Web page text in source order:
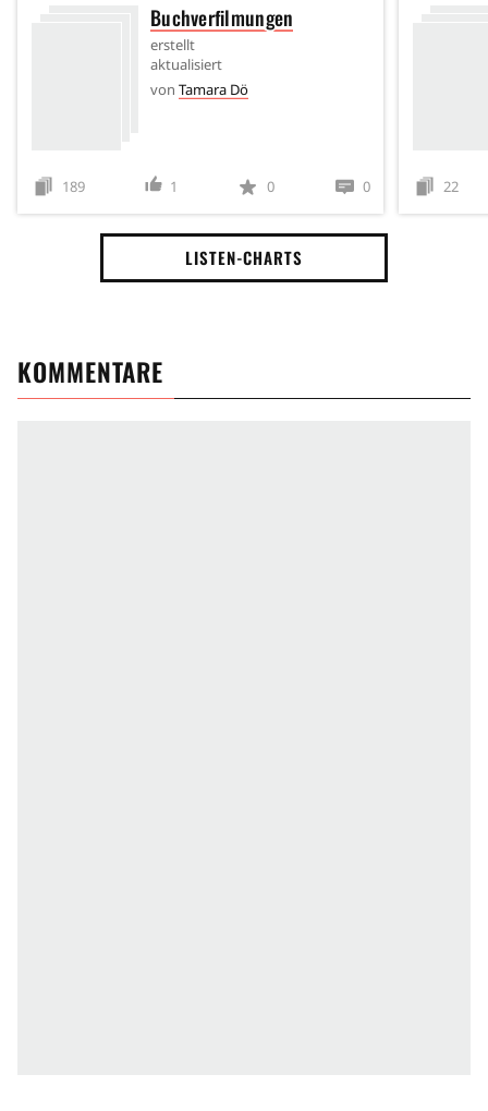
Buchverfilmungen
erstellt
aktualisiert
von Tamara Dö
189 1 0 0 22
LISTEN-CHARTS
KOMMENTARE